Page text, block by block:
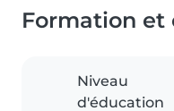
Formation
Niveau
d'éducation